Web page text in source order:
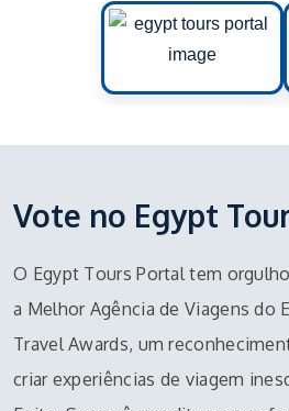
Vote no Egypt
O Egypt Tours Portal tem
a Melhor Agência de Viagens do
Travel Awards, um
criar experiências de viagem